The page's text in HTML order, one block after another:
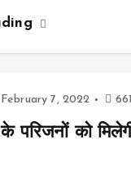
February 7, 2022
परिजनों को